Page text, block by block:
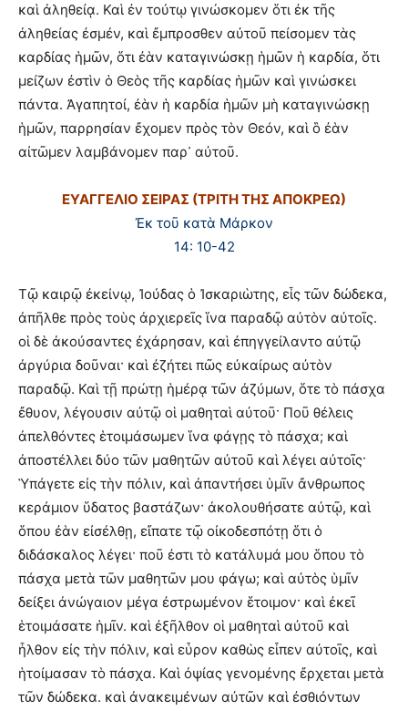
καὶ ἀληθείᾳ. Καὶ ἐν τούτῳ γινώσκομεν ὅτι ἐκ τῆς
ἀληθείας ἐσμέν, καὶ ἔμπροσθεν αὐτοῦ πείσομεν τὰς
καρδίας ἡμῶν, ὅτι ἐὰν καταγινώσκῃ ἡμῶν ἡ καρδία, ὅτι
μείζων ἐστὶν ὁ Θεὸς τῆς καρδίας ἡμῶν καὶ γινώσκει
πάντα. Ἀγαπητοί, ἐὰν ἡ καρδία ἡμῶν μὴ καταγινώσκῃ
ἡμῶν, παρρησίαν ἔχομεν πρὸς τὸν Θεόν, καὶ ὃ ἐὰν
αἰτῶμεν λαμβάνομεν παρ᾽ αὐτοῦ.
ΕΥΑΓΓΕΛΙΟ ΣΕΙΡΑΣ (ΤΡΙΤΗ ΤΗΣ ΑΠΟΚΡΕΩ)
Ἐκ τοῦ κατὰ Μάρκον
14: 10-42
Τῷ καιρῷ ἐκείνῳ, Ἰούδας ὁ Ἰσκαριὼτης, εἷς τῶν δώδεκα,
ἀπῆλθε πρὸς τοὺς ἀρχιερεῖς ἵνα παραδῷ αὐτὸν αὐτοῖς.
οἱ δὲ ἀκούσαντες ἐχάρησαν, καὶ ἐπηγγείλαντο αὐτῷ
ἀργύρια δοῦναι· καὶ ἐζήτει πῶς εὐκαίρως αὐτὸν
παραδῷ. Καὶ τῇ πρώτῃ ἡμέρᾳ τῶν ἀζύμων, ὅτε τὸ πάσχα
ἔθυον, λέγουσιν αὐτῷ οἱ μαθηταὶ αὐτοῦ· Ποῦ θέλεις
ἀπελθόντες ἑτοιμάσωμεν ἵνα φάγῃς τὸ πάσχα; καὶ
ἀποστέλλει δύο τῶν μαθητῶν αὐτοῦ καὶ λέγει αὐτοῖς·
Ὑπάγετε εἰς τὴν πόλιν, καὶ ἀπαντήσει ὑμῖν ἄνθρωπος
κεράμιον ὕδατος βαστάζων· ἀκολουθήσατε αὐτῷ, καὶ
ὅπου ἐὰν εἰσέλθῃ, εἴπατε τῷ οἰκοδεσπότῃ ὅτι ὁ
διδάσκαλος λέγει· ποῦ ἐστι τὸ κατάλυμά μου ὅπου τὸ
πάσχα μετὰ τῶν μαθητῶν μου φάγω; καὶ αὐτὸς ὑμῖν
δείξει ἀνώγαιον μέγα ἐστρωμένον ἕτοιμον· καὶ ἐκεῖ
ἑτοιμάσατε ἡμῖν. καὶ ἐξῆλθον οἱ μαθηταὶ αὐτοῦ καὶ
ἦλθον εἰς τὴν πόλιν, καὶ εὗρον καθὼς εἶπεν αὐτοῖς, καὶ
ἡτοίμασαν τὸ πάσχα. Καὶ ὀψίας γενομένης ἔρχεται μετὰ
τῶν δώδεκα. καὶ ἀνακειμένων αὐτῶν καὶ ἐσθιόντων